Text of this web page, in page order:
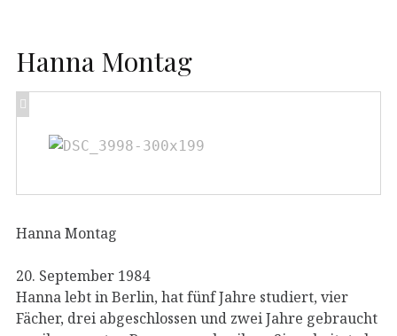
Hanna Montag
Hanna Montag
20. September 1984
Hanna lebt in Berlin, hat fünf Jahre studiert, vier
Fächer, drei abgeschlossen und zwei Jahre gebraucht